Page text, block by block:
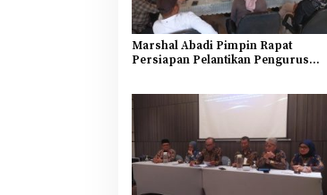
Marshal Abadi Pimpin Rapat
Persiapan Pelantikan Pengurus
Sebagai Bentuk Kaderisasi